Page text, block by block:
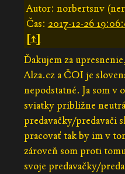
Autor: norbertsnv
Čas: 2017-12-26
[↑]
Ďakujem za
Alza.cz a ČOI je
nepodstatné. Ja som v
sviatky približne
predavačky/predavači
pracovať tak by im v
zároveň som proti
svoje predavačky/